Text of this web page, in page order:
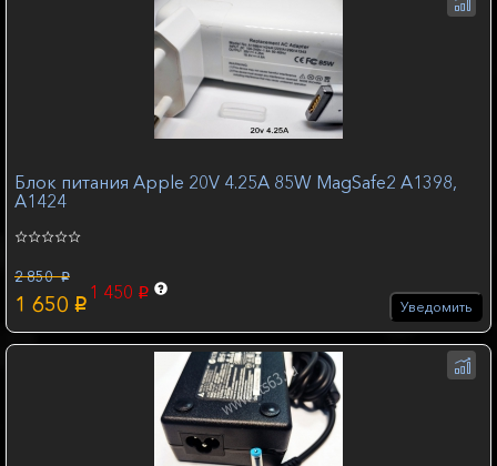
Блок питания Apple 20V 4.25A 85W MagSafe2 A1398,
A1424
2 850 p
1 650 p
1 450 p
Уведомить